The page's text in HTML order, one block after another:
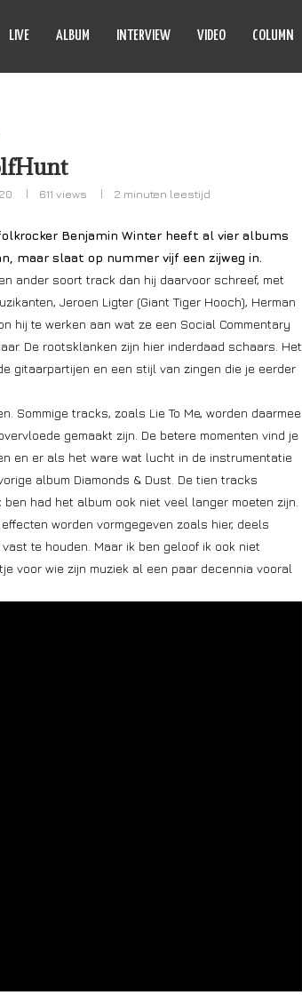
LIVE ALBUM INTERVIEW VIDEO COLUMN
611 views 2 minuten leestijd
Benjamin Winter heeft al vier albums
maar slaat op nummer vijf een zijweg in.
ander soort track dan hij daarvoor schreef, met
Jeroen Ligter (Giant Tiger Hooch), Herman
hij te werken aan wat ze een Social Commentary
De rootsklanken zijn hier inderdaad schaars. Het
gitaarpartijen en een stijl van zingen die je eerder
Sommige tracks, zoals Lie To Me, worden daarmee
gemaakt zijn. De betere momenten vind je
en er als het ware wat lucht in de instrumentatie
album Diamonds & Dust. De tien tracks
had het album ook niet veel langer moeten zijn.
worden vormgegeven zoals hier, deels
te houden. Maar ik ben geloof ik ook niet
voor wie zijn muziek al een paar decennia vooral